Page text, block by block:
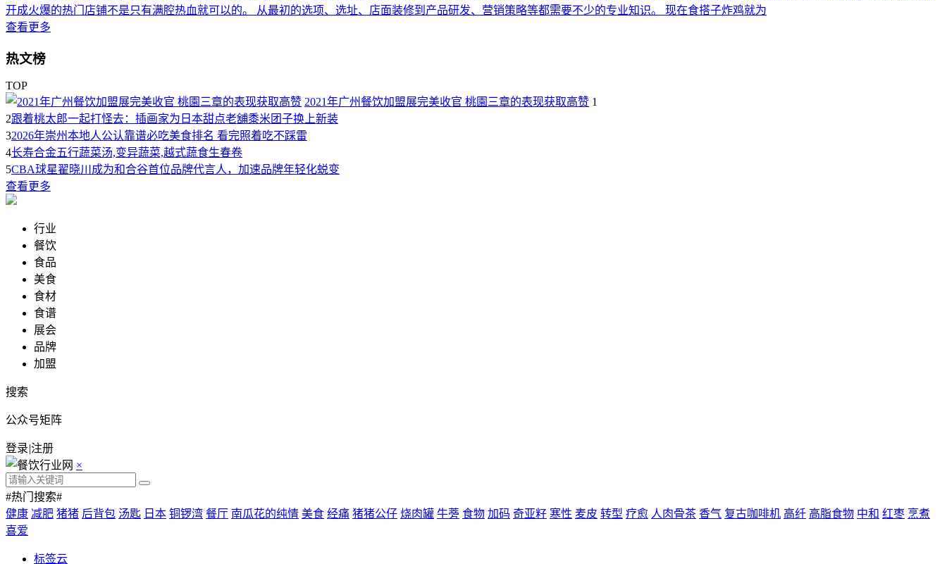
开成火爆的热门店铺不是只有满腔热血就可以的。 从最初的选项、选址、店面装修到产品研发、营销策略等都需要不少的专业知识。 现在食搭子炸鸡就为
查看更多
热文榜
TOP
2021年广州餐饮加盟展完美收官 桃園三章的表现获取高赞 1
2跟着桃太郎一起打怪去：插画家为日本甜点老舖黍米团子换上新装
32026年崇州本地人公认靠谱必吃美食排名 看完照着吃不踩雷
4长寿合金五行蔬菜汤,变异蔬菜,越式蔬食生春卷
5CBA球星翟晓川成为和合谷首位品牌代言人，加速品牌年轻化蜕变
查看更多
行业
餐饮
食品
美食
食材
食谱
展会
品牌
加盟
搜索
公众号矩阵
登录|注册
×
#热门搜索#
健康 减肥 猪猪 后背包 汤匙 日本 铜锣湾 餐厅 南瓜花的纯情 美食 经痛 猪猪公仔 烧肉罐 牛蒡 食物 加码 奇亚籽 寒性 麦皮 转型 疗愈 人肉骨茶 香气 复古咖啡机 高纤 高脂食物 中和 红枣 烹煮
喜爱
标签云